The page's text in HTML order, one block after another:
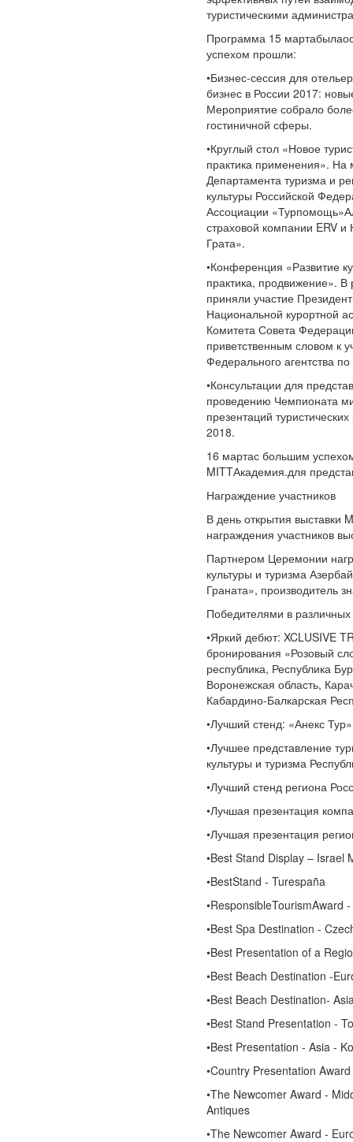
туристическими
Программа 15
успехом прошли:
•Бизнес-сессия для
бизнес в России 2017:
Мероприятие собрало
гостиничной сферы.
•Круглый стол «Новое
практика применения». На
Департамента туризма и
культуры Российской
Ассоциации
страховой компании ERV
Грата».
•Конференция «Развитие
практика, продвижение». В
приняли участие
Национальной курортной
Комитета Совета
приветственным словом к
Федерального агентства
•Консультации для
проведению Чемпионата
презентаций
2018.
16 мартас большим
MITTАкадемия.для
Награждение участников
В день открытия выставки
награждения участников
Партнером Церемонии
культуры и туризма
Граната», производитель
Победителями в
•Яркий дебют: XCLUSIVE
бронирования «Розовый
республика, Республика
Воронежская область,
Кабардино-Балкарская
•Лучший стенд: «Анекс
•Лучшее представление
культуры и туризма
•Лучший стенд региона
•Лучшая презентация
•Лучшая презентация
•Best Stand Display – Israel
•BestStand - Turespaña
•ResponsibleTourismAward
•Best Spa Destination -
•Best Presentation of a
•Best Beach Destination -
•Best Beach Destination-
•Best Stand Presentation -
•Best Presentation - Asia -
•Country Presentation
•The Newcomer Award -
Antiques
•The Newcomer Award -